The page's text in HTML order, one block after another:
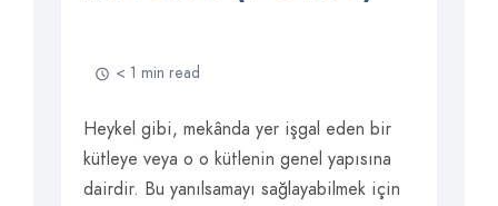
< 1 min read
Heykel gibi, mekânda yer işgal eden bir
kütleye veya o o kütlenin genel yapısına
dairdir. Bu yanılsamayı sağlayabilmek için